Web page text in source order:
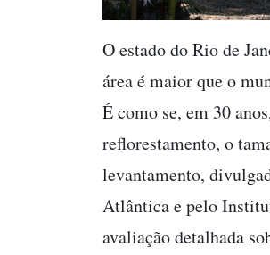
O estado do Rio de
área é maior que o
É como se, em 30
reflorestamento, o
levantamento,
Atlântica e pelo
avaliação detalhada